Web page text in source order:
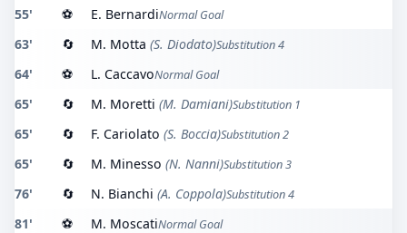
55' ⚽ E. BernardiNormal Goal
63' 🔄 M. Motta (S. Diodato)Substitution 4
64' ⚽ L. CaccavoNormal Goal
65' 🔄 M. Moretti (M. Damiani)Substitution 1
65' 🔄 F. Cariolato (S. Boccia)Substitution 2
65' 🔄 M. Minesso (N. Nanni)Substitution 3
76' 🔄 N. Bianchi (A. Coppola)Substitution 4
81' ⚽ M. MoscatiNormal Goal